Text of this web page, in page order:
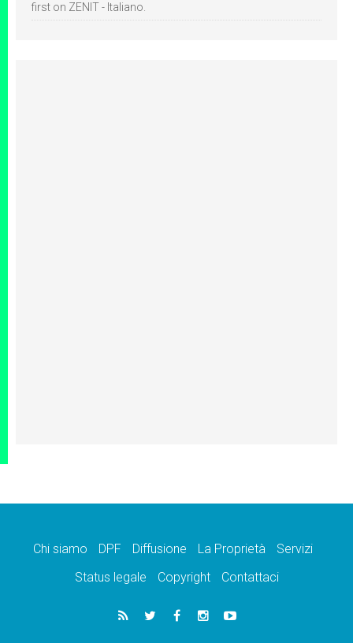
first on ZENIT - Italiano.
Chi siamo DPF Diffusione La Proprietà
Servizi
Status legale
Copyright Contattaci